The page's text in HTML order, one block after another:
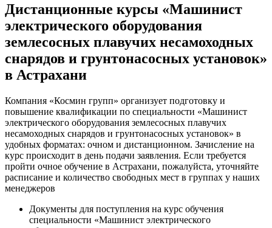
Дистанционные курсы «Машинист
электрического оборудования
землесосных плавучих несамоходных
снарядов и грунтонасосных установок»
в Астрахани
Компания «Космин групп» организует подготовку и
повышение квалификации по специальности «Машинист
электрического оборудования землесосных плавучих
несамоходных снарядов и грунтонасосных установок» в
удобных форматах: очном и дистанционном. Зачисление на
курс происходит в день подачи заявления. Если требуется
пройти очное обучение в Астрахани, пожалуйста, уточняйте
расписание и количество свободных мест в группах у наших
менеджеров
Документы для поступления на курс обучения
специальности «Машинист электрического